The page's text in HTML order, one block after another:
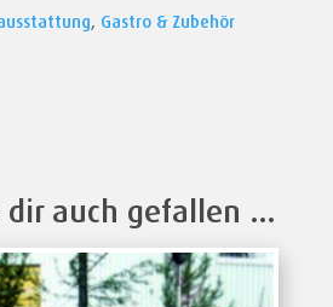
, Gastro & Zubehör
dir auch gefallen …